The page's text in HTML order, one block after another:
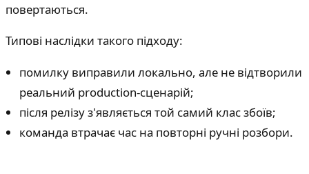
повертаються.
Типові наслідки такого підходу:
помилку виправили локально, але не відтворили
реальний production-сценарій;
після релізу з'являється той самий клас збоїв;
команда втрачає час на повторні ручні розбори.